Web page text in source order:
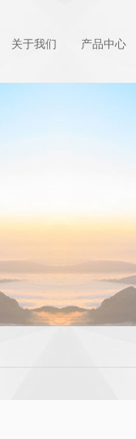
关于我们 产品中心